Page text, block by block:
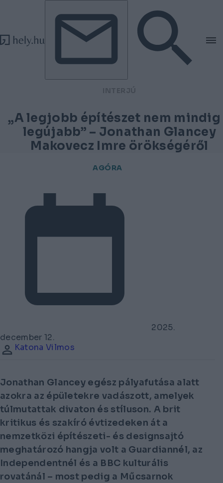
Tovább a tartalomhoz
Tovább a lábléchez
„A legjobb építészet nem mindig
legújabb” – Jonathan Glancey
Makovecz Imre örökségéről
AGÓRA
2025.
december 12.
Katona Vilmos
Jonathan Glancey egész pályafutása alatt
azokra az épületekre vadászott, amelyek
túlmutattak divaton és stíluson. A brit
kritikus és szakíró évtizedeken át a
nemzetközi építészeti- és designsajtó
meghatározó hangja volt a Guardiannél, az
Independentnél és a BBC kulturális
rovatánál – most pedig a Műcsarnok